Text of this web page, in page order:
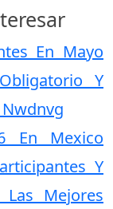
En Mayo
Y
En Mexico
Y
Las Mejores